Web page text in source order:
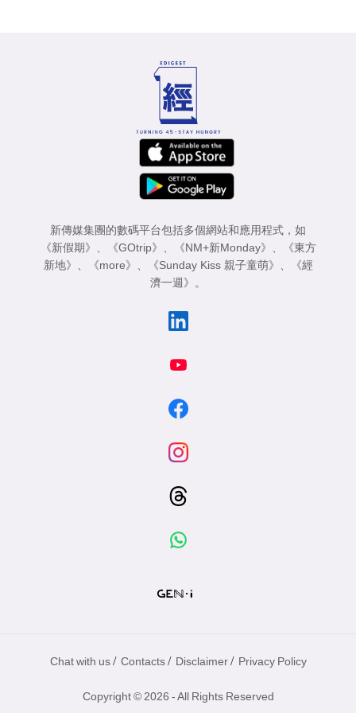
新傳媒集團的數碼平台包括多個網站和應用程式，如
《新假期》
《GOtrip》 《NM+新Monday》
《東方
新地》
《more》 《Sunday Kiss 親子童萌》
《經
濟一週》
。
Chat with us / Contacts / Disclaimer / Privacy Policy
Copyright © 2026 - All Rights Reserved